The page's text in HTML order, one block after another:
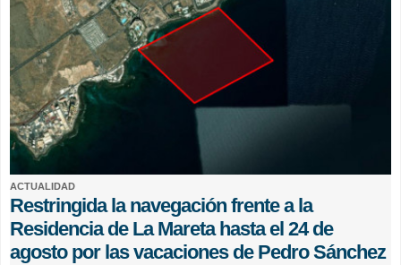
ACTUALIDAD
Restringida la navegación frente a la
Residencia de La Mareta hasta el 24 de
agosto por las vacaciones de Pedro Sánchez